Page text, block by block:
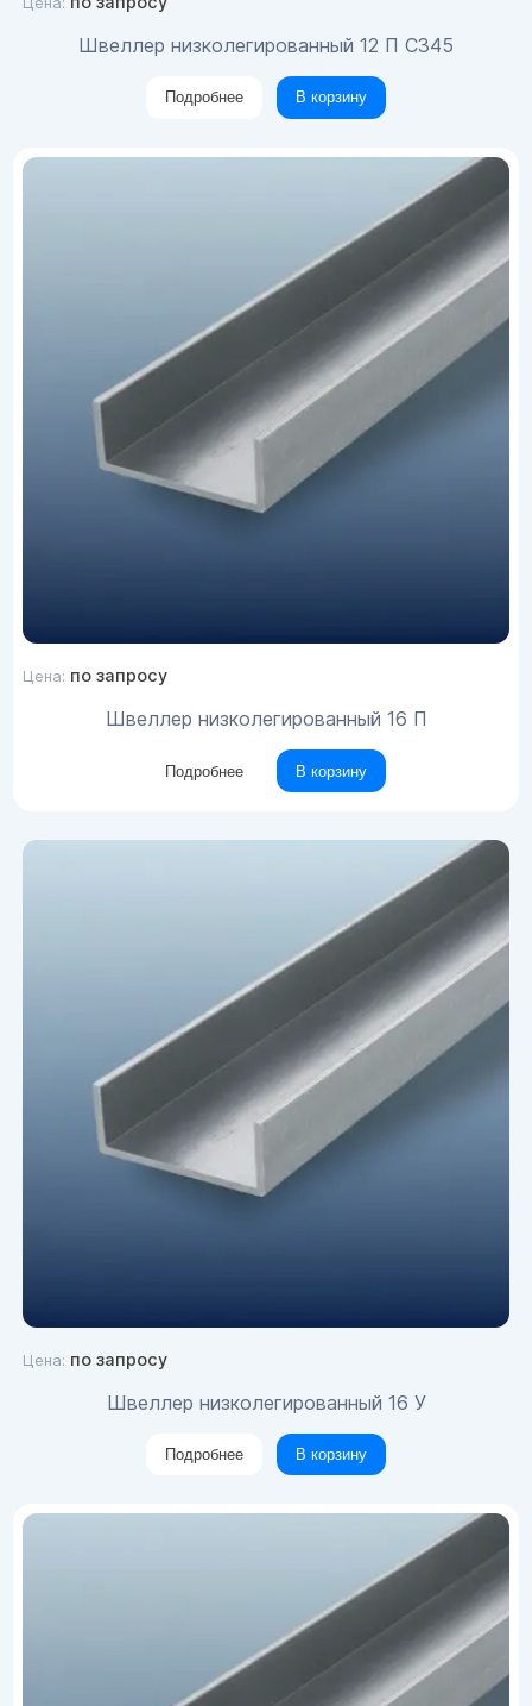
Швеллер низколегированный 12 П С345
Подробнее В корзину
Цена: по запросу
Швеллер низколегированный 16 П
Подробнее В корзину
Цена: по запросу
Швеллер низколегированный 16 У
Подробнее В корзину